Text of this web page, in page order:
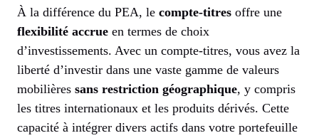
À la différence du PEA, le compte-titres offre une
flexibilité accrue en termes de choix
d’investissements. Avec un compte-titres, vous avez la
liberté d’investir dans une vaste gamme de valeurs
mobilières sans restriction géographique, y compris
les titres internationaux et les produits dérivés. Cette
capacité à intégrer divers actifs dans votre portefeuille